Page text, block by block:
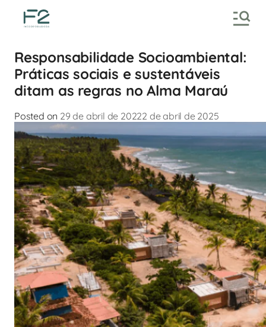
Responsabilidade Socioambiental:
Práticas sociais e sustentáveis
ditam as regras no Alma Maraú
Posted on 29 de abril de 20222 de abril de 2025